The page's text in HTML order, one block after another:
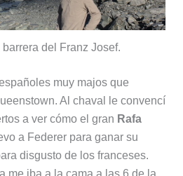
del Franz Josef.
muy majos que
Al chaval le convencí
a ver cómo el gran Rafa
a Federer para ganar su
disgusto de los franceses.